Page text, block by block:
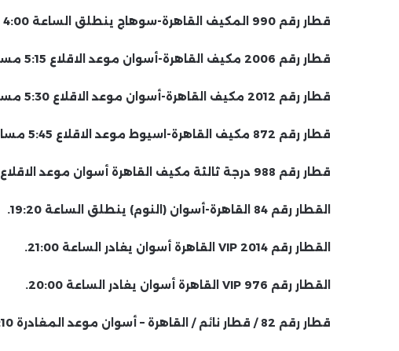
قطار رقم 990 المكيف القاهرة-سوهاج ينطلق الساعة 4:00 عصرا
قطار رقم 2006 مكيف القاهرة-أسوان موعد الاقلاع 5:15 مساءا
قطار رقم 2012 مكيف القاهرة-أسوان موعد الاقلاع 5:30 مساءا
قطار رقم 872 مكيف القاهرة-اسيوط موعد الاقلاع 5:45 مساءا
قطار رقم 988 درجة ثالثة مكيف القاهرة أسوان موعد الاقلاع 19:10 مساءا.
القطار رقم 84 القاهرة-أسوان (النوم) ينطلق الساعة 19:20.
القطار رقم 2014 VIP القاهرة أسوان يغادر الساعة 21:00.
القطار رقم 976 VIP القاهرة أسوان يغادر الساعة 20:00.
قطار رقم 82 / قطار نائم / القاهرة – أسوان موعد المغادرة 21:10 مساءً.